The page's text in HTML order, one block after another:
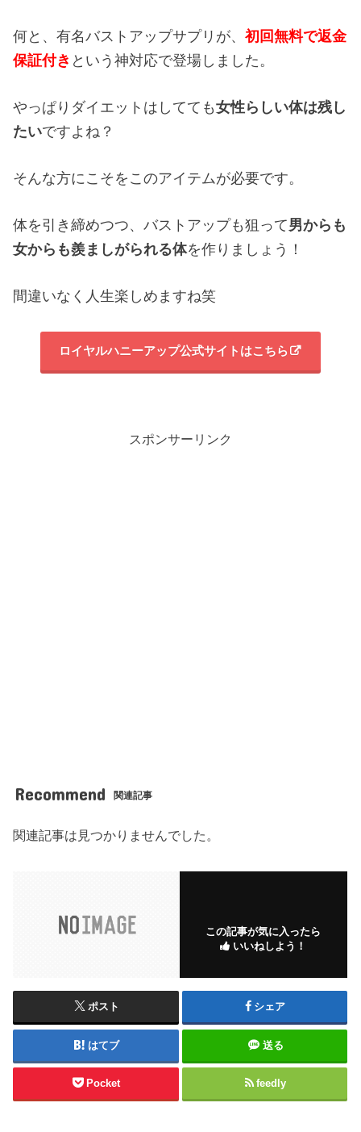
何と、有名バストアップサプリが、初回無料で返金
保証付き という神対応で登場しました。
やっぱりダイエットはしてても女性らしい体は残し
たいですよね？
そんな方にこそをこのアイテムが必要です。
体を引き締めつつ、バストアップも狙って男からも
女からも羨ましがられる体を作りましょう！
間違いなく人生楽しめますね笑
ロイヤルハニーアップ公式サイトはこちら
スポンサーリンク
Recommend 関連記事
関連記事は見つかりませんでした。
この記事が気に入ったら
いいねしよう！
ポスト シェア
はてブ 送る
Pocket feedly